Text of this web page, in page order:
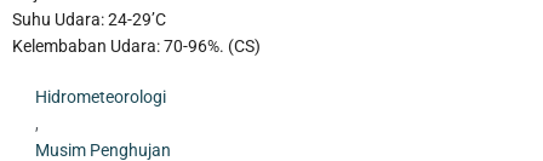
Suhu Udara: 24-29’C
Kelembaban Udara: 70-96%. (CS)
Hidrometeorologi
,
Musim Penghujan